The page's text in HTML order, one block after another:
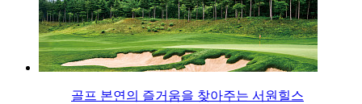
골프 본연의 즐거움을 찾아주는 서원힐스